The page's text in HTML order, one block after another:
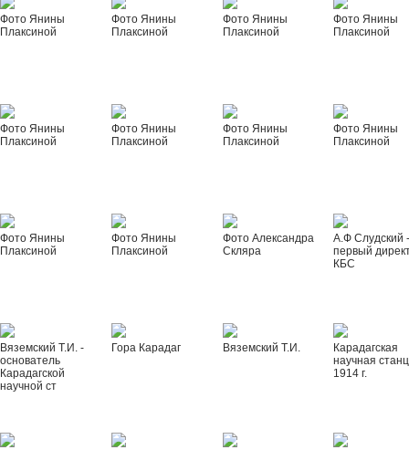
Фото Янины
Плаксиной
Фото Янины
Плаксиной
Фото Янины
Плаксиной
Фото Янины
Плаксиной
Фото Янины
Плаксиной
Фото Янины
Плаксиной
Фото Янины
Плаксиной
Фото Янины
Плаксиной
Фото Янины
Плаксиной
Фото Янины
Плаксиной
Фото Александра
Скляра
А.Ф Слудский
первый
КБС
Вяземский Т.И. -
основатель
Карадагской
научной ст
Гора Карадаг Вяземский Т.И.
Карадагская
научная
1914 г.